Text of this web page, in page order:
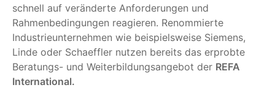
schnell auf veränderte Anforderungen und
Rahmenbedingungen reagieren. Renommierte
Industrieunternehmen wie beispielsweise Siemens,
Linde oder Schaeffler nutzen bereits das erprobte
Beratungs- und Weiterbildungsangebot der REFA
International.